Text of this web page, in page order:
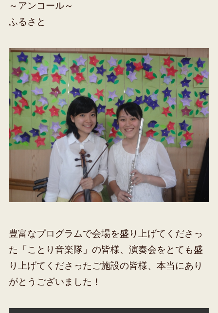
～アンコール～
ふるさと
豊富なプログラムで会場を盛り上げてくださっ
た「ことり音楽隊」の皆様、演奏会をとても盛
り上げてくださったご施設の皆様、本当にあり
がとうございました！